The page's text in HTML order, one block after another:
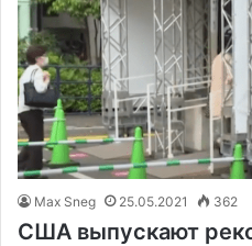
Max Sneg 25.05.2021 362
США выпускают